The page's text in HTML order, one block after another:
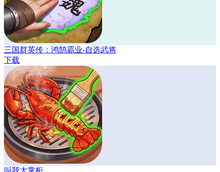
三国群英传：鸿鹄霸业-自选武将
下载
叫我大掌柜